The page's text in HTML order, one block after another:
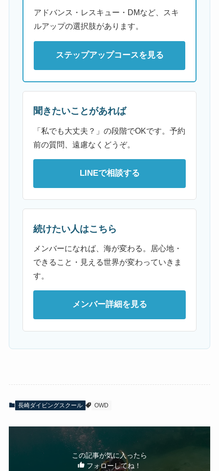
アドバンス・レスキュー・DMなど、スキ
ルアップの選択肢があります。
ステップアップコースを見る
聞きたいことがあれば
「私でも大丈夫？」の段階でOKです。予約
前の質問、遠慮なくどうぞ。
LINEで相談する
続けたい人はこちら
メンバーになれば、海が変わる。居心地・
できること・見える世界が変わっていきま
す。
メンバー詳細を見る
長崎ダイビングスクール OWD
この記事が気に入ったら
フォローしてね！